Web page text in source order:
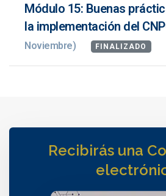
Módulo 15: Buenas
la implementación del
Noviembre)
FINALIZADO
Recibirás una